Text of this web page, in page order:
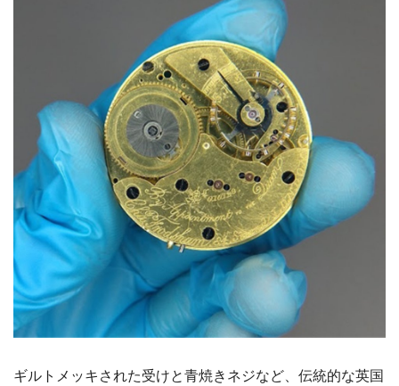
ギルトメッキされた受けと青焼きネジなど、伝統的な英国